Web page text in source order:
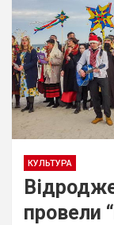
КУЛЬТУРА
провели